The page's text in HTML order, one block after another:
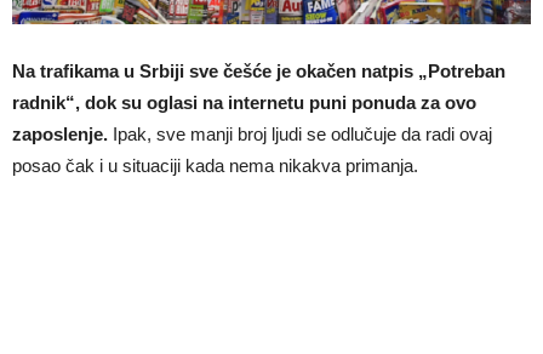
Na trafikama u Srbiji sve češće je okačen natpis „Potreban
radnik“, dok su oglasi na internetu puni ponuda za ovo
zaposlenje. Ipak, sve manji broj ljudi se odlučuje da radi ovaj
posao čak i u situaciji kada nema nikakva primanja.